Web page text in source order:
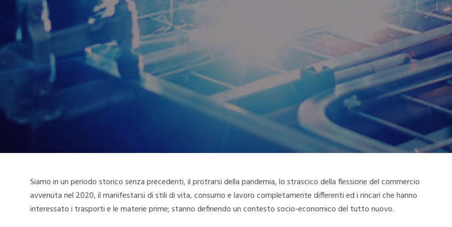
Siamo in un periodo storico senza precedenti, il protrarsi della pandemia, lo strascico della flessione del commercio
avvenuta nel 2020, il manifestarsi di stili di vita, consumo e lavoro completamente differenti ed i rincari che hanno
interessato i trasporti e le materie prime; stanno definendo un contesto socio-economico del tutto nuovo.